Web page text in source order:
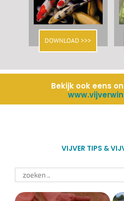
DOWNLOAD >>>
Bekijk ook eens
VIJVER TIPS &